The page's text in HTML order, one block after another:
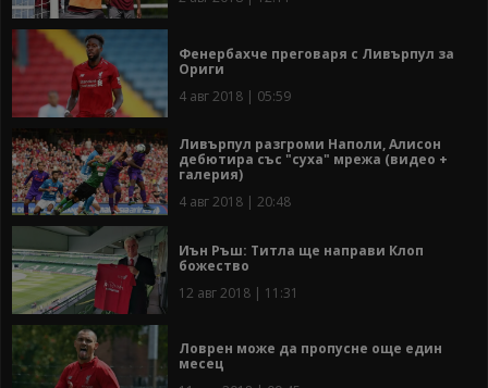
Фенербахче преговаря с Ливърпул за
Ориги
4 авг 2018 | 05:59
Ливърпул разгроми Наполи, Алисон
дебютира със "суха" мрежа (видео +
галерия)
4 авг 2018 | 20:48
Иън Ръш: Титла ще направи Клоп
божество
12 авг 2018 | 11:31
Ловрен може да пропусне още един
месец